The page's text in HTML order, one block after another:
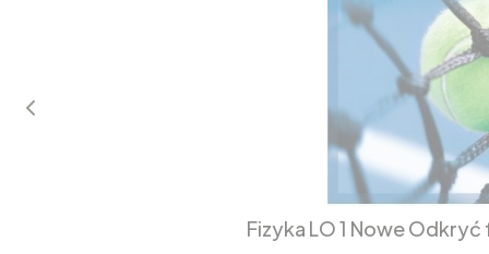
Fizyka LO 1 Nowe